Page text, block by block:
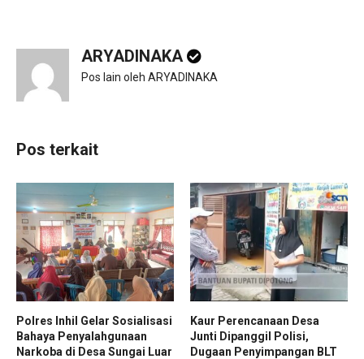
ARYADINAKA
Pos lain oleh ARYADINAKA
Pos terkait
Polres Inhil Gelar Sosialisasi
Bahaya Penyalahgunaan
Narkoba di Desa Sungai Luar
Kaur Perencanaan Desa
Junti Dipanggil Polisi,
Dugaan Penyimpangan BLT